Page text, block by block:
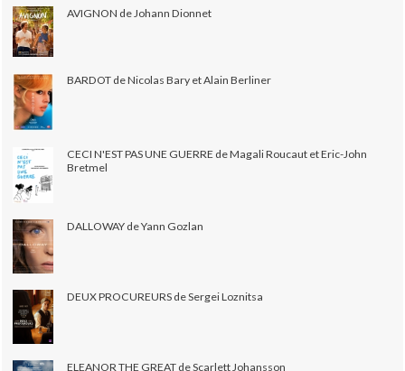
AVIGNON de Johann Dionnet
BARDOT de Nicolas Bary et Alain Berliner
CECI N'EST PAS UNE GUERRE de Magali Roucaut et Eric-John
Bretmel
DALLOWAY de Yann Gozlan
DEUX PROCUREURS de Sergei Loznitsa
ELEANOR THE GREAT de Scarlett Johansson